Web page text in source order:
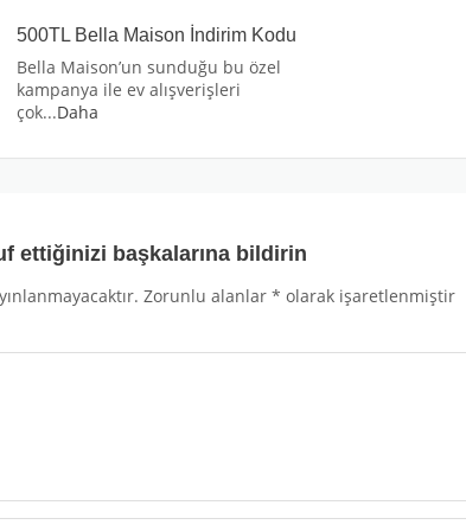
500TL Bella Maison İndirim Kodu
Bella Maison’un sunduğu bu özel
kampanya ile ev alışverişleri
çok...Daha
ettiğinizi başkalarına bildirin
Zorunlu alanlar * olarak işaretlenmiştir